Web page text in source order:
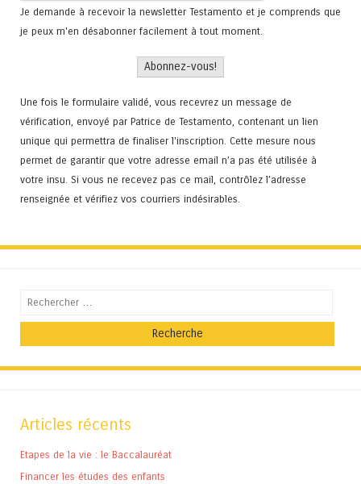
Je demande à recevoir la newsletter Testamento et je comprends que
je peux m'en désabonner facilement à tout moment.
Une fois le formulaire validé, vous recevrez un message de
vérification, envoyé par Patrice de Testamento, contenant un lien
unique qui permettra de finaliser l'inscription. Cette mesure nous
permet de garantir que votre adresse email n’a pas été utilisée à
votre insu. Si vous ne recevez pas ce mail, contrôlez l’adresse
renseignée et vérifiez vos courriers indésirables.
Recherche
Articles récents
Etapes de la vie : le Baccalauréat
Financer les études des enfants